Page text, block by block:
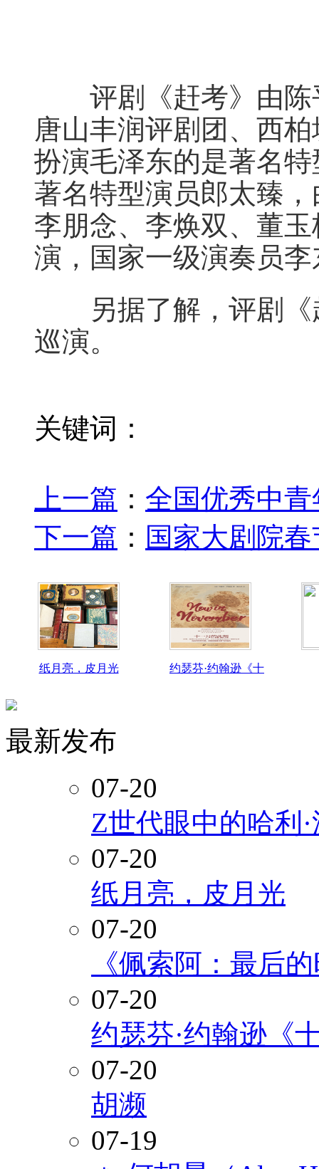
评剧《赶考》由陈
唐山丰润评剧团、西
扮演毛泽东的是著名
著名特型演员郎太臻
李朋念、李焕双、董
演，国家一级演奏员
另据了解，评剧《
巡演。
关键词：
上一篇 ： 全国优秀中
下一篇 ： 国家大剧院
纸月亮，皮月光 约瑟芬·约翰逊《十
最新发布
07-20
Z世代眼中的哈利
07-20
纸月亮，皮月光
07-20
《佩索阿：最后
07-20
约瑟芬·约翰逊《
07-20
胡濒
07-19